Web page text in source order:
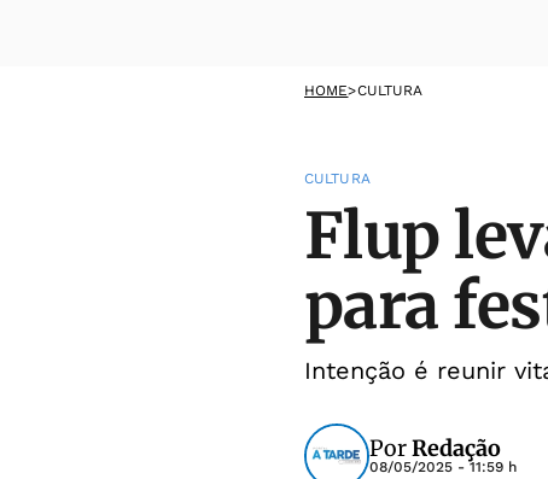
HOME>CULTURA
CULTURA
Flup
para
Intenção é reunir
PorRedação
08/05/2025 - 11:59 h